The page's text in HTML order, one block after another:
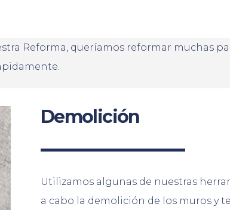
Reforma, queríamos reformar muchas
Demolición
Utilizamos algunas de nuestras
a cabo la demolición de los muros y